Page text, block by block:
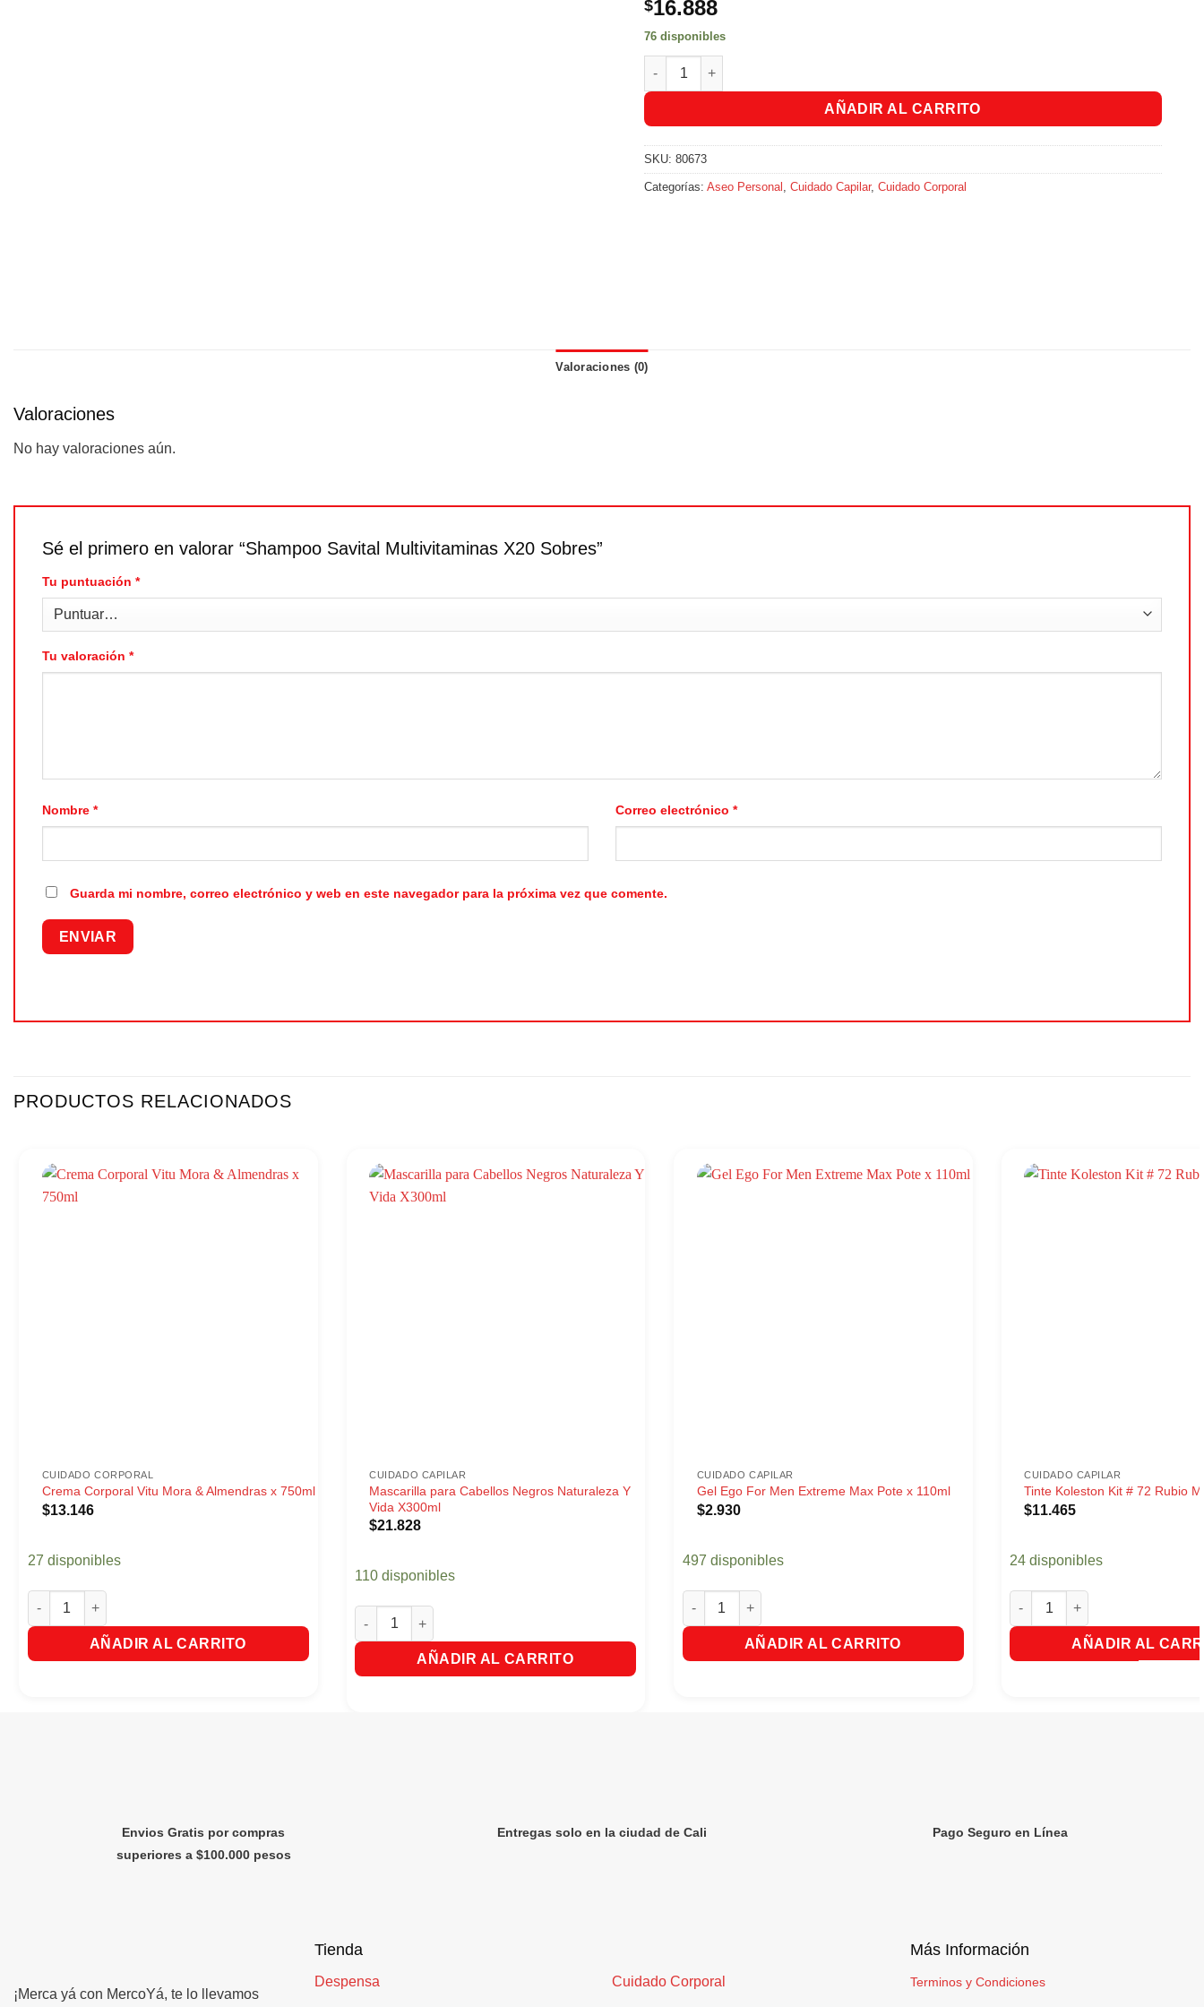
$16.888
76 disponibles
Shampoo Savital Multivitaminas X20 Sobres cantidad
AÑADIR AL CARRITO
SKU:80673
Categorías:Aseo Personal ,Cuidado Capilar,Cuidado Corporal
Valoraciones (0)
Valoraciones
No hay valoraciones aún.
Sé el primero en valorar “Shampoo Savital Multivitaminas X20 Sobres”
Tu puntuación *
Tu valoración *
Nombre * Correo electrónico *
Guarda mi nombre, correo electrónico y web en este navegador para la próxima vez que comente.
PRODUCTOS RELACIONADOS
CUIDADO CORPORAL
Crema Corporal Vitu Mora & Almendras x 750ml
$13.146
27 disponibles
Crema Corporal Vitu Mora & Almendras x 750ml cantidad
AÑADIR AL CARRITO
CUIDADO CAPILAR
Mascarilla para Cabellos Negros Naturaleza Y
Vida X300ml
$21.828
110 disponibles
Mascarilla para Cabellos Negros Naturaleza Y Vida X300ml cantidad
AÑADIR AL CARRITO
CUIDADO CAPILAR
Gel Ego For Men Extreme Max Pote x 110ml
$2.930
497 disponibles
Gel Ego For Men Extreme Max Pote x 110ml cantidad
AÑADIR AL CARRITO
CUIDADO CAPILAR
Tinte Koleston Kit # 72 Rubio
$11.465
24 disponibles
Tinte Koleston Kit # 72 Rubio
AÑADIR AL
Envios Gratis por compras
superiores a $100.000 pesos
Entregas solo en la ciudad de Cali Pago Seguro en Línea
¡Merca yá con MercoYá, te lo llevamos
Tienda
Despensa Cuidado Corporal
Más Información
Terminos y Condiciones